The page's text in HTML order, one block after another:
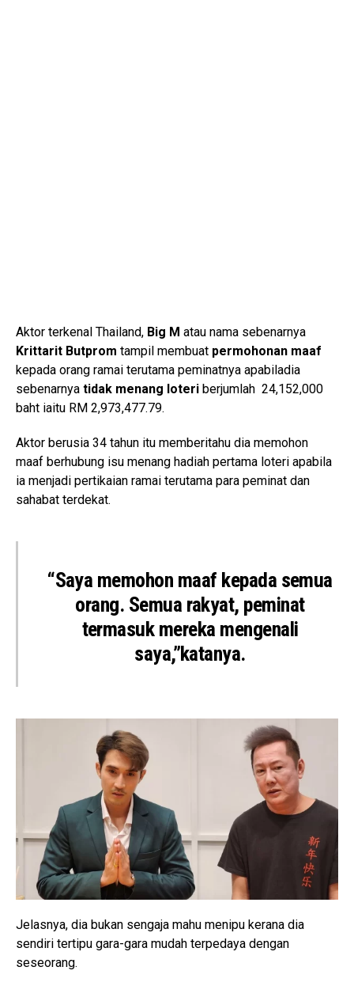
Aktor terkenal Thailand, Big M atau nama sebenarnya
Krittarit Butprom tampil membuat permohonan maaf
kepada orang ramai terutama peminatnya apabiladia
sebenarnya tidak menang loteri berjumlah 24,152,000
baht iaitu RM 2,973,477.79.
Aktor berusia 34 tahun itu memberitahu dia memohon
maaf berhubung isu menang hadiah pertama loteri apabila
ia menjadi pertikaian ramai terutama para peminat dan
sahabat terdekat.
“Saya memohon maaf kepada semua
orang. Semua rakyat, peminat
termasuk mereka mengenali
saya,”katanya.
Jelasnya, dia bukan sengaja mahu menipu kerana dia
sendiri tertipu gara-gara mudah terpedaya dengan
seseorang.